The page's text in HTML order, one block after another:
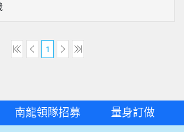
1
南龍領隊招募 量身訂做